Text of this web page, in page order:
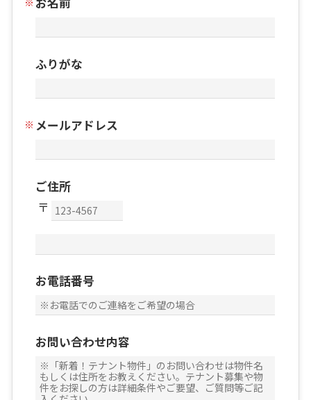
ふりがな
メールアドレス
ご住所
お電話番号
お問い合わせ内容